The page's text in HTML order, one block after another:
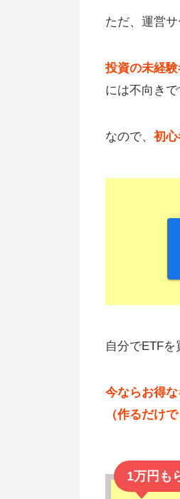
ただ、運営
投資の未経
には不向きで
なので、 初
自分でETF
今ならお得
（作るだけ
1万円も